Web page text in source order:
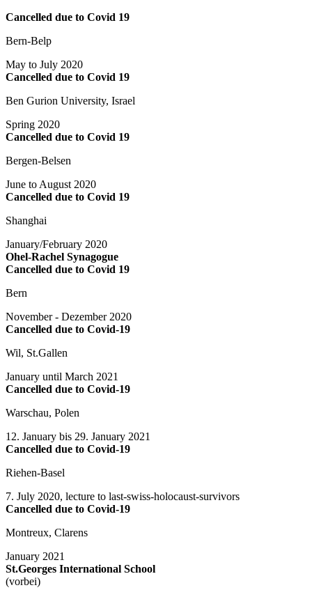
Cancelled due to Covid 19
Bern-Belp
May to July 2020
Cancelled due to Covid 19
Ben Gurion University, Israel
Spring 2020
Cancelled due to Covid 19
Bergen-Belsen
June to August 2020
Cancelled due to Covid 19
Shanghai
January/February 2020
Ohel-Rachel Synagogue
Cancelled due to Covid 19
Bern
November - Dezember 2020
Cancelled due to Covid-19
Wil, St.Gallen
January until March 2021
Cancelled due to Covid-19
Warschau, Polen
12. January bis 29. January 2021
Cancelled due to Covid-19
Riehen-Basel
7. July 2020, lecture to last-swiss-holocaust-survivors
Cancelled due to Covid-19
Montreux, Clarens
January 2021
St.Georges International School
(vorbei)